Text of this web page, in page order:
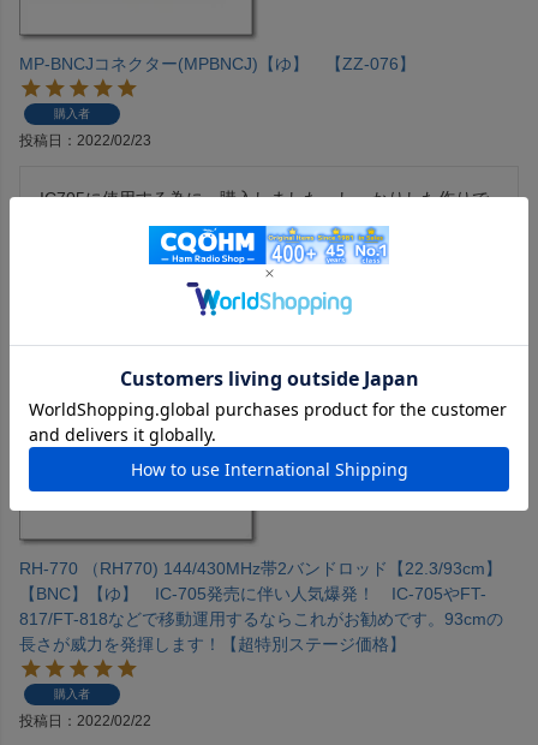
MP-BNCJコネクター(MPBNCJ)【ゆ】 【ZZ-076】
購入者
投稿日 2022/02/23
IC705に使用する為に、購入しました。しっかりした作りで
安心して、使用できます
RH-770 （RH770) 144/430MHz帯2バンドロッド【22.3/93cm】
【BNC】【ゆ】 IC-705発売に伴い人気爆発！ IC-705やFT-
817/FT-818などで移動運用するならこれがお勧めです。93cmの
長さが威力を発揮します！【超特別ステージ価格】
購入者
投稿日 2022/02/22